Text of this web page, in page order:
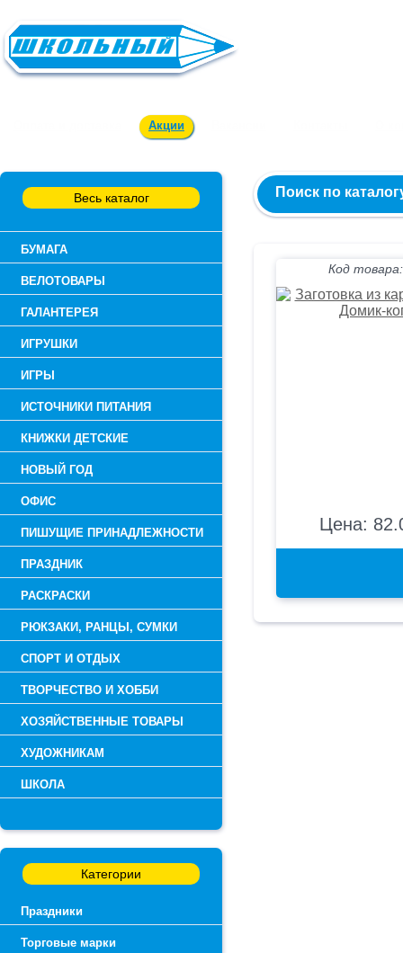
Акции
Весь каталог
БУМАГА
ВЕЛОТОВАРЫ
ГАЛАНТЕРЕЯ
ИГРУШКИ
ИГРЫ
ИСТОЧНИКИ ПИТАНИЯ
КНИЖКИ ДЕТСКИЕ
НОВЫЙ ГОД
ОФИС
ПИШУЩИЕ ПРИНАДЛЕЖНОСТИ
ПРАЗДНИК
РАСКРАСКИ
РЮКЗАКИ, РАНЦЫ, СУМКИ
СПОРТ И ОТДЫХ
ТВОРЧЕСТВО И ХОББИ
ХОЗЯЙСТВЕННЫЕ ТОВАРЫ
ХУДОЖНИКАМ
ШКОЛА
Категории
Праздники
Торговые марки
Поиск по
Код
Цена: